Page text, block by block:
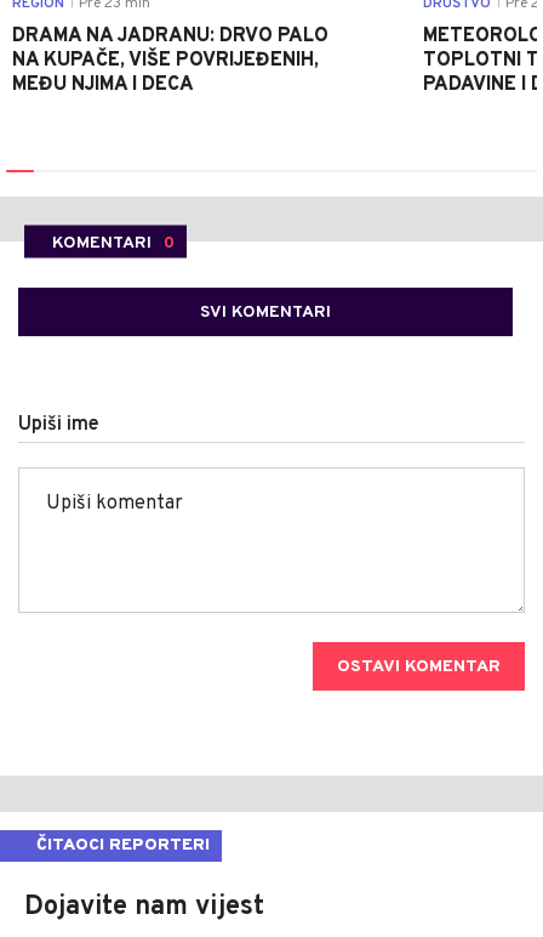
DRAMA NA JADRANU: DRVO PALO
NA KUPAČE, VIŠE POVRIJEĐENIH,
MEĐU NJIMA I DECA
TOPLOTNI
PADAVINE I
KOMENTARI 0
SVI KOMENTARI
Upiši ime
OSTAVI KOMENTAR
ČITAOCI REPORTERI
Dojavite nam vijest